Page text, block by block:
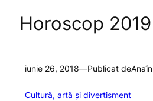
Horoscop 2019
iunie 26, 2018—Publicat deAnaîn
Cultură, artă și divertisment